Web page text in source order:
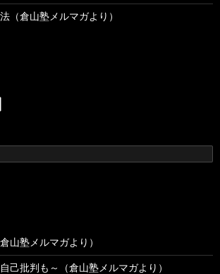
（倉山塾メルマガより）
山塾メルマガより）
己批判も～（倉山塾メルマガより）